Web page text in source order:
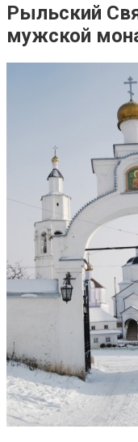
Рыльский
мужской